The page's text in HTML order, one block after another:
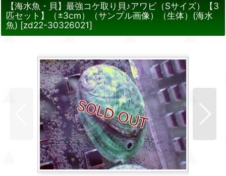
【海水魚・貝】最強コケ取り貝♪アワビ（Sサイズ）【3
匹セット】（±3cm）（サンプル画像）（生体）(海水
魚) [zd22-30326021]